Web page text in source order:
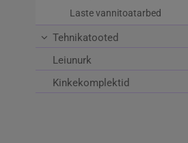
Laste vannitoatarbed
Tehnikatooted
Leiunurk
Kinkekomplektid